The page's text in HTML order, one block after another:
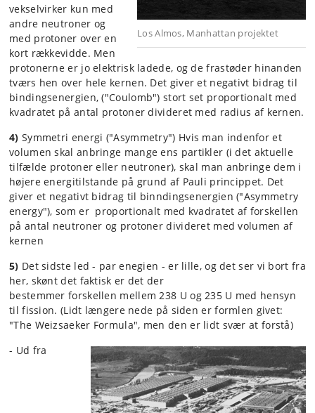
Los Almos, Manhattan projektet
vekselvirker kun med
andre neutroner og
med protoner over en
kort rækkevidde. Men
protonerne er jo elektrisk ladede, og de frastøder hinanden
tværs hen over hele kernen. Det giver et negativt bidrag til
bindingsenergien, ("Coulomb") stort set proportionalt med
kvadratet på antal protoner divideret med radius af kernen.
4) Symmetri energi ("Asymmetry") Hvis man indenfor et
volumen skal anbringe mange ens partikler (i det aktuelle
tilfælde protoner eller neutroner), skal man anbringe dem i
højere energitilstande på grund af Pauli princippet. Det
giver et negativt bidrag til binndings­energien ("Asymmetry
energy"), som er proportionalt med kvadratet af forskellen
på antal neutroner og protoner divideret med volumen af
kernen
5) Det sidste led - par enegien - er lille, og det ser vi bort fra
her, skønt det faktisk er det der
bestemmer forskellen mellem 238 U og 235 U med hensyn
til fission. (Lidt længere nede på siden er formlen givet:
"The Weizsaeker Formula", men den er lidt svær at forstå)
- Ud fra